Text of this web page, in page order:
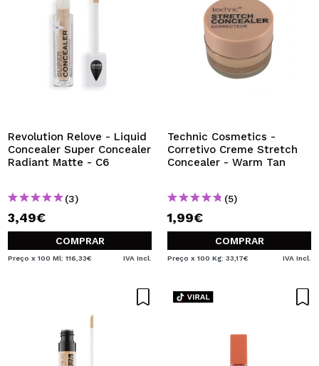
Revolution Relove - Liquid
Concealer Super Concealer
Radiant Matte - C6
(3)
3,49€
COMPRAR
Preço x 100 Ml: 116,33€ IVA Incl.
Technic Cosmetics -
Corretivo Creme Stretch
Concealer - Warm Tan
(5)
1,99€
COMPRAR
Preço x 100 Kg: 33,17€ IVA Incl.